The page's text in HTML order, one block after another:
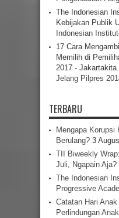
The Indonesian
Kebijakan Publik
Indonesian
17 Cara
Memilih di
2017 -
Jelang Pilpres
TERBARU
Mengapa Korupsi
Berulang? 3
TII Biweekly
Juli, Ngapain Aja?
The Indonesian
Progressive
Catatan Hari
Perlindungan